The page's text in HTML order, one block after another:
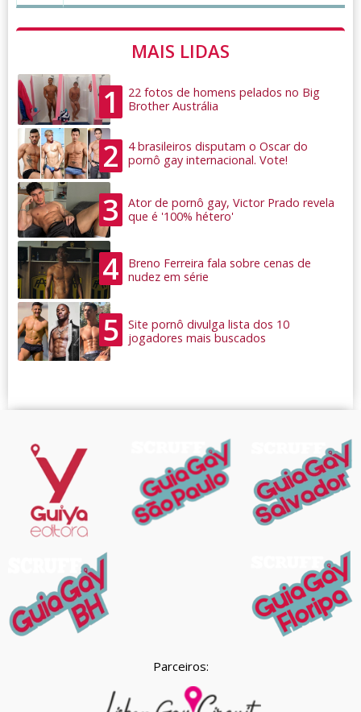
MAIS LIDAS
1
22 fotos de homens pelados no Big
Brother Austrália
2
4 brasileiros disputam o Oscar do
pornô gay internacional. Vote!
3
Ator de pornô gay, Victor Prado revela
que é '100% hétero'
4
Breno Ferreira fala sobre cenas de
nudez em série
5
Site pornô divulga lista dos 10
jogadores mais buscados
Parceiros: